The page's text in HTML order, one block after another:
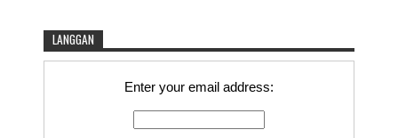
LANGGAN
Enter your email address: